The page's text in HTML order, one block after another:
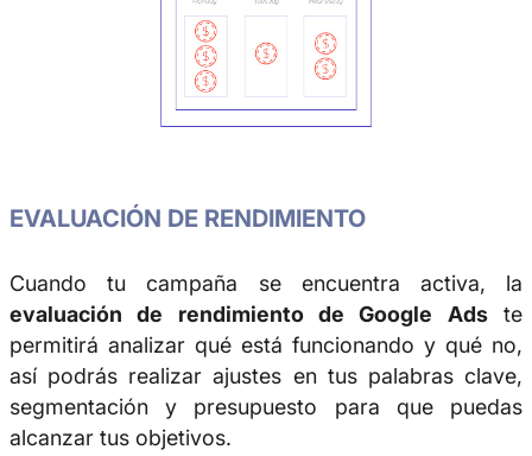
EVALUACIÓN DE RENDIMIENTO
Cuando tu campaña se encuentra activa, la
evaluación de rendimiento de Google Adste
permitirá analizar qué está funcionando y qué no,
así podrás realizar ajustes en tus palabras clave,
segmentación y presupuesto para que puedas
alcanzar tus objetivos.